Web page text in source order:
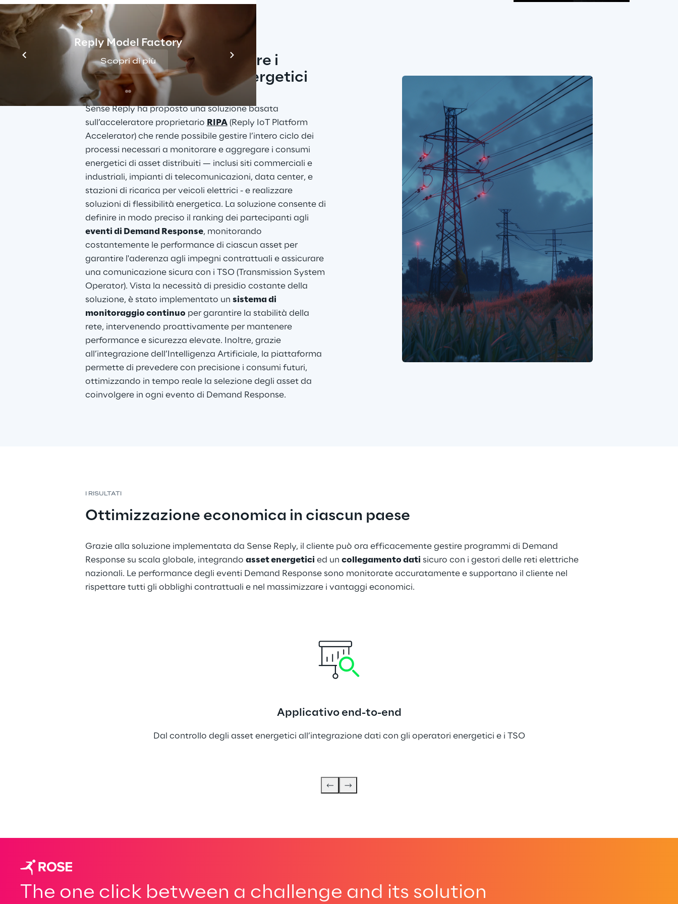
Reply Model Factory
Scopri di più
LA SOLUZIONE
Monitorare ed aggregare i
consumi degli asset energetici
Sense Reply ha proposto una soluzione basata
sull’acceleratore proprietario RIPA (Reply IoT Platform
Accelerator) che rende possibile gestire l’intero ciclo dei
processi necessari a monitorare e aggregare i consumi
energetici di asset distribuiti — inclusi siti commerciali e
industriali, impianti di telecomunicazioni, data center, e
stazioni di ricarica per veicoli elettrici - e realizzare
soluzioni di flessibilità energetica. La soluzione consente di
definire in modo preciso il ranking dei partecipanti agli
eventi di Demand Response, monitorando
costantemente le performance di ciascun asset per
garantire l'aderenza agli impegni contrattuali e assicurare
una comunicazione sicura con i TSO (Transmission System
Operator). Vista la necessità di presidio costante della
soluzione, è stato implementato un sistema di
monitoraggio continuo per garantire la stabilità della
rete, intervenendo proattivamente per mantenere
performance e sicurezza elevate. Inoltre, grazie
all’integrazione dell’Intelligenza Artificiale, la piattaforma
permette di prevedere con precisione i consumi futuri,
ottimizzando in tempo reale la selezione degli asset da
coinvolgere in ogni evento di Demand Response.
I RISULTATI
Ottimizzazione economica in ciascun paese
Grazie alla soluzione implementata da Sense Reply, il cliente può ora efficacemente gestire programmi di Demand
Response su scala globale, integrando asset energetici ed un collegamento dati sicuro con i gestori delle reti elettriche
nazionali. Le performance degli eventi Demand Response sono monitorate accuratamente e supportano il cliente nel
rispettare tutti gli obblighi contrattuali e nel massimizzare i vantaggi economici.
Applicativo end-to-end
Dal controllo degli asset energetici all’integrazione dati con gli operatori energetici e i TSO
The one click between a challenge and its solution